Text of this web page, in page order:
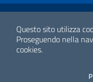
Questo sito utilizza
Proseguendo nella
cookies.
Link Utili